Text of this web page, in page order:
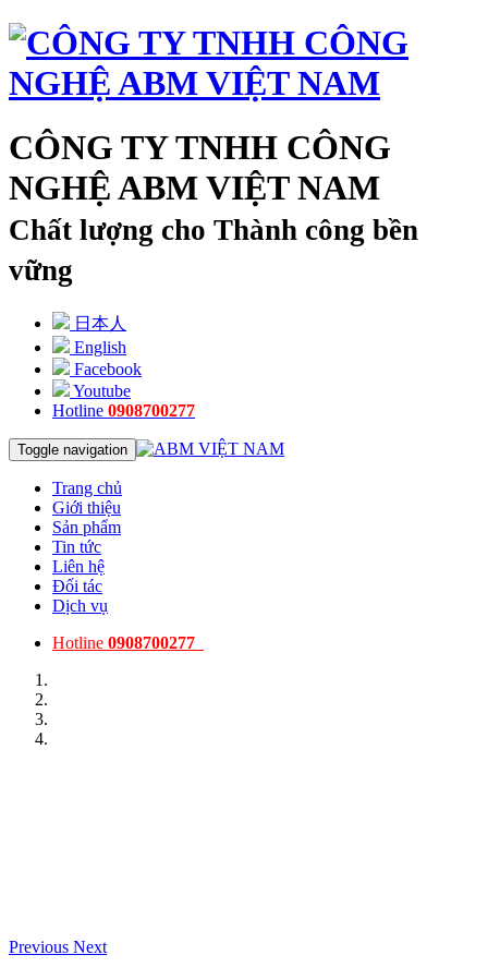
CÔNG TY TNHH CÔNG
NGHỆ ABM VIỆT NAM
Chất lượng cho Thành công bền
vững
日本人
English
Facebook
Youtube
Hotline 0908700277
Toggle navigation
Trang chủ
Giới thiệu
Sản phẩm
Tin tức
Liên hệ
Đối tác
Dịch vụ
Hotline 0908700277
Previous Next